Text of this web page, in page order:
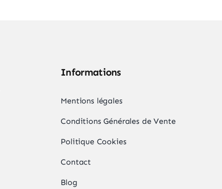
produit
Informations
Mentions légales
Conditions Générales de Vente
Politique Cookies
Contact
Blog